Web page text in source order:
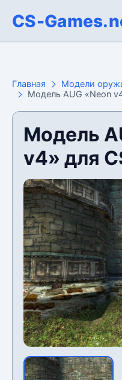
CS-
Главная
Модели
Модель AUG «Neon
Модель
v4» для